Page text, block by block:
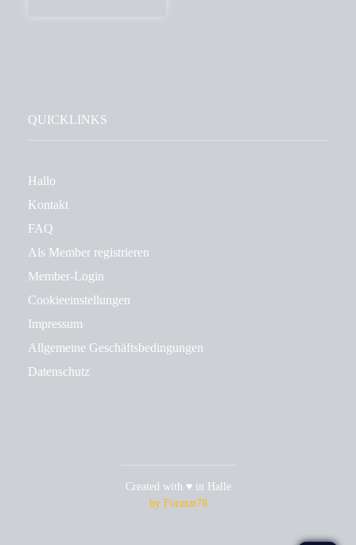
QUICKLINKS
Hallo
Kontakt
FAQ
Als Member registrieren
Member-Login
Cookieeinstellungen
Impressum
Allgemeine Geschäftsbedingungen
Datenschutz
Created with ♥ in Halle
by Format78